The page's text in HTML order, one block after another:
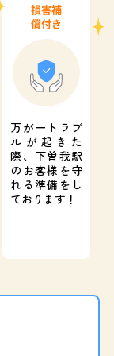
損害補
償付き
万が一トラブ
ルが起きた
際、 下曽我駅
のお客様を守
れる準備をし
ております！